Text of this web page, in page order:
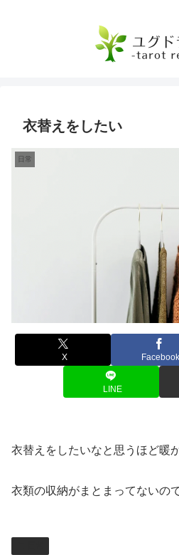
衣替えをしたい
日常
X Facebook
LINE
衣替えをしたいなと思うほど暖
衣類の収納がまとまってないの